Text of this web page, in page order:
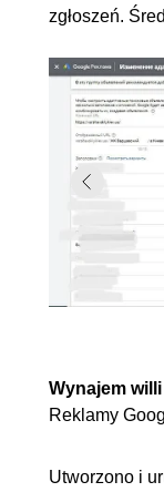
zgłoszeń.
Wynajem
Reklamy
Utworzono i